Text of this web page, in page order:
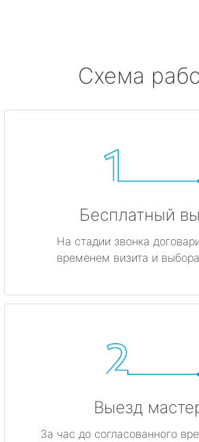
Схема
Бесплатный
На стадии звонка
временем визита и
Выезд
За час до согласованного